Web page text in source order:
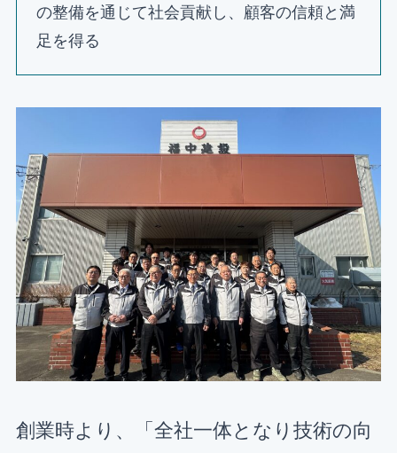
の整備を通じて社会貢献し、顧客の信頼と満
足を得る
創業時より、「全社一体となり技術の向